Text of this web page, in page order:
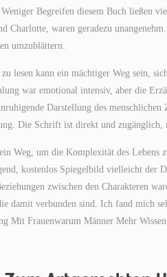
Begreifen diesem Buch ließen
Charlotte, waren geradezu
umzublättern.
lesen kann ein mächtiger Weg sein,
war emotional intensiv, aber die
Darstellung des
Die Schrift ist direkt und zugänglich,
Weg, um die Komplexität des Lebens
kostenlos Spiegelbild vielleicht der
zwischen den Charakteren
damit verbunden sind. Ich fand mich
Mit Frauenwarum Männer Mehr